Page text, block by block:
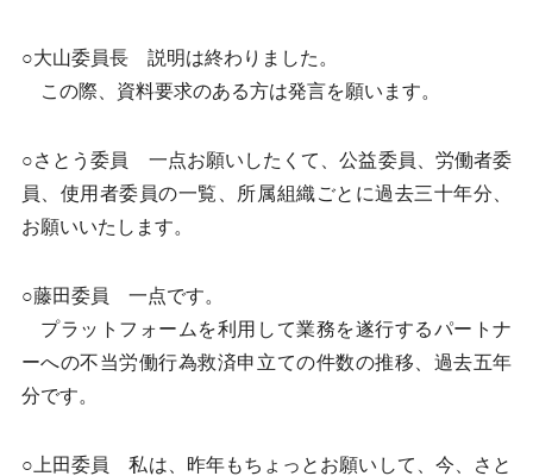
○大山委員長 説明は終わりました。
この際、資料要求のある方は発言を願います。
○さとう委員 一点お願いしたくて、公益委員、労働者委
員、使用者委員の一覧、所属組織ごとに過去三十年分、
お願いいたします。
○藤田委員 一点です。
プラットフォームを利用して業務を遂行するパートナ
ーへの不当労働行為救済申立ての件数の推移、過去五年
分です。
○上田委員 私は、昨年もちょっとお願いして、今、さと